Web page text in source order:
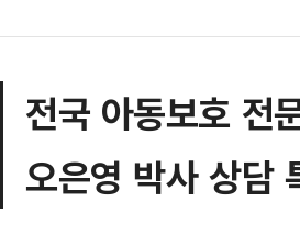
전국 아동보호 전
오은영 박사 상담